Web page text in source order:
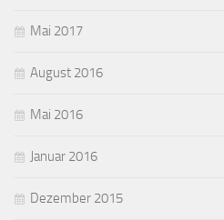
Mai 2017
August 2016
Mai 2016
Januar 2016
Dezember 2015